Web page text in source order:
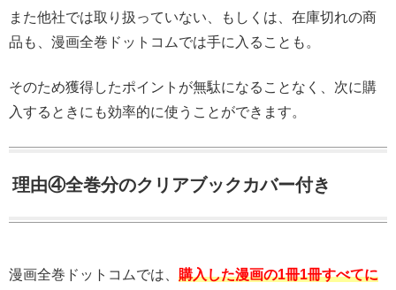
また他社では取り扱っていない、もしくは、在庫切れの商
品も、漫画全巻ドットコムでは手に入ることも。
そのため獲得したポイントが無駄になることなく、次に購
入するときにも効率的に使うことができます。
理由④全巻分のクリアブックカバー付き
漫画全巻ドットコムでは、 購入した漫画の1冊1冊すべてに